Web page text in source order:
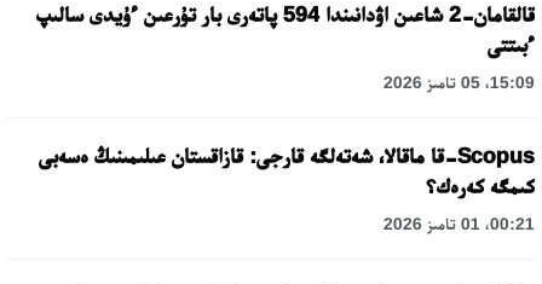
قالقامان-2 شاعىن اۋدانىندا 594 پاتەرى بار تۇرعىن ءۇيدى سالىپ
ءبىتتى
15:09، 05 تامىز 2026
Scopus-قا ماقالا، شەتەلگە قارجى: قازاقستان عىلىمىنىڭ ەسەبى
كىمگە كەرەك؟
00:21، 01 تامىز 2026